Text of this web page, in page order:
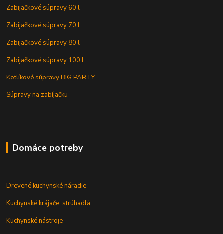
Zabijačkové súpravy 60 l
Zabijačkové súpravy 70 l
Zabijačkové súpravy 80 l
Zabijačkové súpravy 100 l
Kotlíkové súpravy BIG PARTY
Súpravy na zabíjačku
Domáce potreby
Drevené kuchynské náradie
Kuchynské krájače, strúhadlá
Kuchynské nástroje